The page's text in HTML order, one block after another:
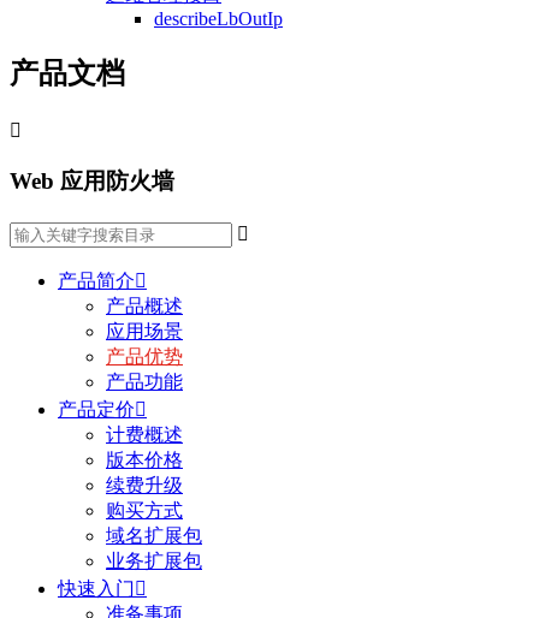
describeLbOutIp
产品文档

Web 应用防火墙

产品简介
产品概述
应用场景
产品优势
产品功能
产品定价
计费概述
版本价格
续费升级
购买方式
域名扩展包
业务扩展包
快速入门 
准备事项